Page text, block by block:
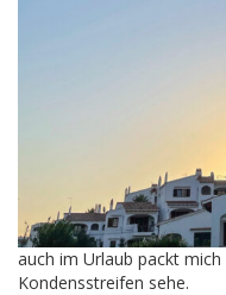
auch im Urlaub packt
Kondensstreifen sehe.